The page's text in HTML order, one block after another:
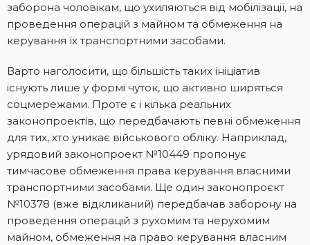
заборона чоловікам, що ухиляються від мобілізації, на
проведення операцій з майном та обмеження на
керування їх транспортними засобами.
Варто наголосити, що більшість таких ініціатив
існують лише у формі чуток, що активно ширяться
соцмережами. Проте є і кілька реальних
законопроектів, що передбачають певні обмеження
для тих, хто уникає військового обліку. Наприклад,
урядовий законопроект №10449 пропонує
тимчасове обмеження права керування власними
транспортними засобами. Ще один законопроєкт
№10378 (вже відкликаний) передбачав заборону на
проведення операцій з рухомим та нерухомим
майном, обмеження на право керування власним